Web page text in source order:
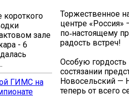
короткого
зале
- 6
Торжественное
центре
по‑настоящему
радость встреч!
Особую гордость
состязании
Новосельский —
теперь от всего